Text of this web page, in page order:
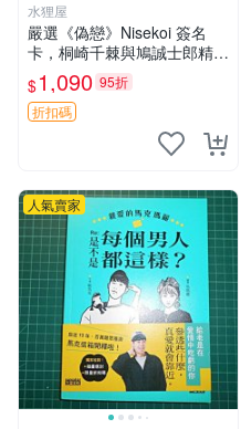
水狸屋
嚴選《偽戀》Nisekoi 簽名
卡，桐崎千棘與鳩誠士郎精美
周邊，3寸日版中古帶原裝卡
磚，國內直郵 偽戀 Nisekoi
簽名卡 桐崎千棘
$1,090 95折
折扣碼
人氣賣家